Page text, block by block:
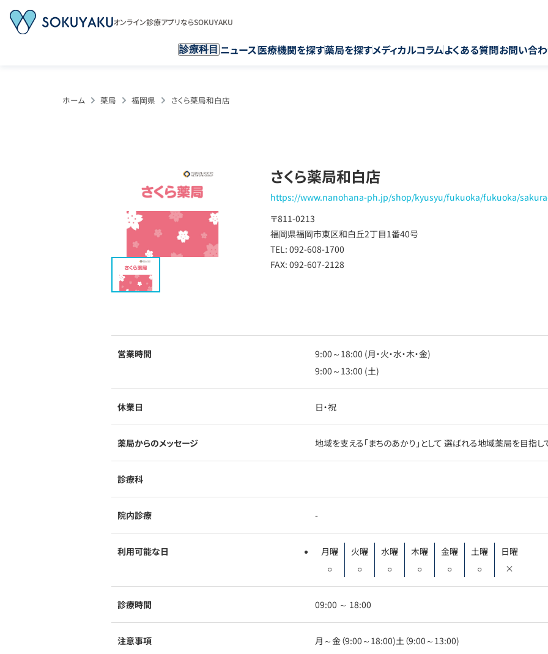
オンライン診療アプリならSOKUYAKU
診療科目 ニュース医療機関を探す薬局を探すメディカルコラムよくある質問お問い合
ホーム 薬局 福岡県 さくら薬局和白店
さくら薬局和白店
https://www.nanohana-ph.jp/shop/kyusyu/fukuoka/fukuoka/
〒811-0213
福岡県福岡市東区和白丘2丁目1番40号
TEL: 092-608-1700
FAX: 092-607-2128
営業時間
9:00～18:00 (月・火・水・木・金)
9:00～13:00 (土)
休業日 日・祝
薬局からのメッセージ 地域を支える「まちのあかり」として 選ばれる地域薬局を目指し
診療科
院内診療 -
利用可能な日
月曜
○
火曜
○
水曜
○
木曜
○
金曜
○
土曜
○
日曜
×
診療時間 09:00 ～ 18:00
注意事項 月～金（9:00～18:00)土（9:00～13:00)